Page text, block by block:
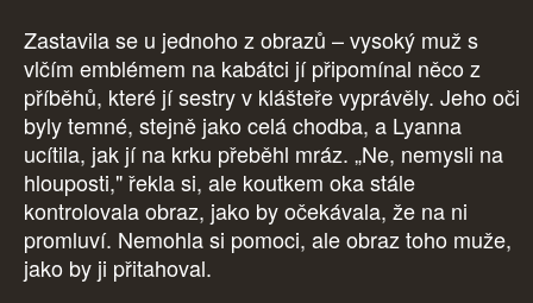
Zastavila se u jednoho z obrazů – vysoký muž s
vlčím emblémem na kabátci jí připomínal něco z
příběhů, které jí sestry v klášteře vyprávěly. Jeho oči
byly temné, stejně jako celá chodba, a Lyanna
ucítila, jak jí na krku přeběhl mráz. „Ne, nemysli na
hlouposti," řekla si, ale koutkem oka stále
kontrolovala obraz, jako by očekávala, že na ni
promluví. Nemohla si pomoci, ale obraz toho muže,
jako by ji přitahoval.